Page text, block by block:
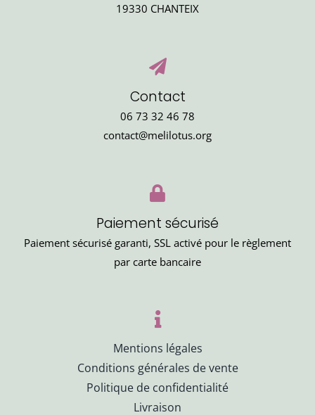
19330 CHANTEIX
Contact
06 73 32 46 78
contact@melilotus.org
Paiement sécurisé
Paiement sécurisé garanti, SSL activé pour le règlement
par carte bancaire
Mentions légales
Conditions générales de vente
Politique de confidentialité
Livraison